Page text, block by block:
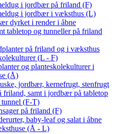
i jordbær på friland (F)
i jordbær i væksthus (L)
dyrket i render i åbne
tabletop og tunneller på friland
på friland og i væksthus
(L - F)
og planteskolekulturer i
(Å)
jordbær, kernefrugt, stenfrugt
friland, samt i jordbær på tabletop
(F-T)
på friland (F)
baby-leaf og salat i åbne
(Å - L)